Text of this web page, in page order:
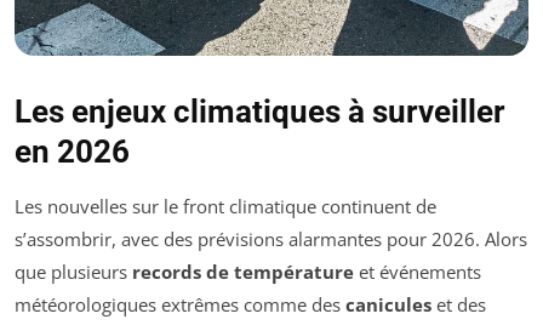
Les enjeux climatiques à surveiller
en 2026
Les nouvelles sur le front climatique continuent de
s’assombrir, avec des prévisions alarmantes pour 2026. Alors
que plusieurs records de température et événements
météorologiques extrêmes comme des canicules et des